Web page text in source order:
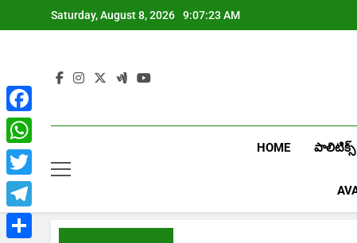
to
Saturday, August 8, 2026 9:07:24 AM
HOME పాలిటిక్స్
Facebook
WhatsApp
Twitter
Telegram